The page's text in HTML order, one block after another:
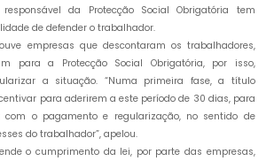
da Protecção Social Obrigatória tem
de defender o trabalhador.
empresas que descontaram os trabalhadores,
para a Protecção Social Obrigatória, por isso,
a situação. “Numa primeira fase, a título
para aderirem a este período de 30 dias, para
o pagamento e regularização, no sentido de
do trabalhador”, apelou.
o cumprimento da lei, por parte das empresas,